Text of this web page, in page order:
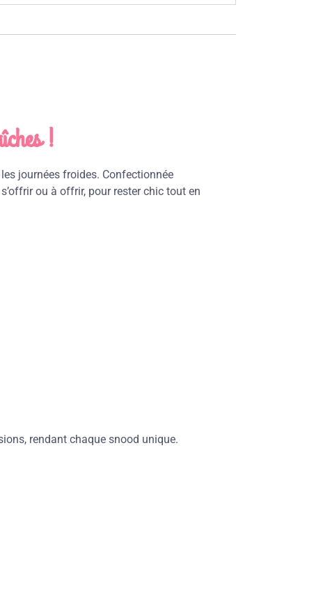
!
journées froides. Confectionnée
ou à offrir, pour rester chic tout en
rendant chaque snood unique.